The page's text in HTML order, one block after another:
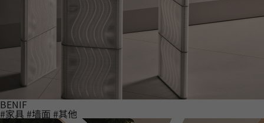
BENIF
#家具 #墙面 #其他